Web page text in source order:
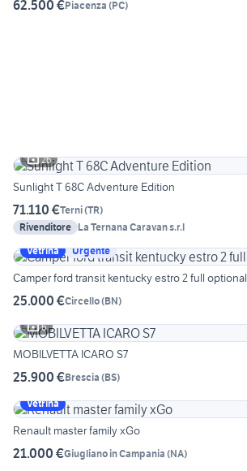
62.500 €Piacenza (PC)
26
Sunlight T 68C Adventure Edition
71.110 €Terni(TR)
Rivenditore La Ternana Caravan s.r.l
Vetrina
Urgente
Camper ford transit kentucky estro 2 full optional
25.000 €Circello(BN)
6
MOBILVETTA ICARO S7
25.900 €Brescia (BS)
Vetrina
Renault master family xGo
21.000 €Giugliano in Campania (NA)